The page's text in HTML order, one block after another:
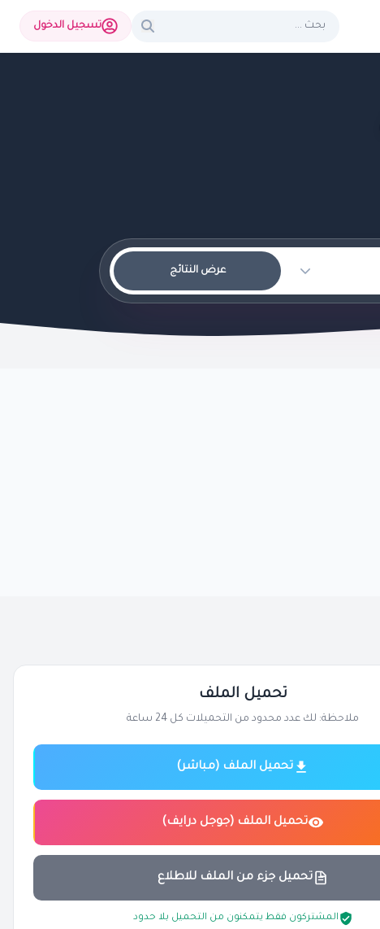
تسجيل الدخول
عرض النتائج
تحميل الملف
ملاحظة: لك عدد محدود من التحميلات كل 24 ساعة
تحميل الملف (مباشر)
تحميل الملف (جوجل درايف)
تحميل جزء من الملف للاطلاع
المشتركون فقط يتمكنون من التحميل بلا حدود